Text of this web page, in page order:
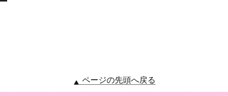
ページの先頭へ戻る